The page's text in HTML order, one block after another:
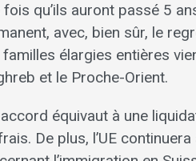
fois qu’ils auront passé 5
avec, bien sûr, le
élargies entières
et le Proche-Orient.
équivaut à une
De plus, l’UE